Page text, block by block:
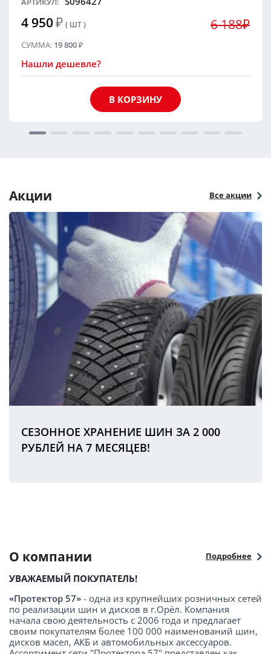
4 950₽ ( ШТ ) 6 188₽
СУММА: 19 800₽
Нашли дешевле?
В КОРЗИНУ
Акции Все акции
СЕЗОННОЕ ХРАНЕНИЕ ШИН ЗА 2 000
РУБЛЕЙ НА 7 МЕСЯЦЕВ!
О компании Подробнее
УВАЖАЕМЫЙ ПОКУПАТЕЛЬ!
«Протектор 57» - одна из крупнейших розничных сетей
по реализации шин и дисков в г.Орёл. Компания
начала свою деятельность с 2006 года и предлагает
своим покупателям более 100 000 наименований шин,
дисков масел, АКБ и автомобильных аксессуаров.